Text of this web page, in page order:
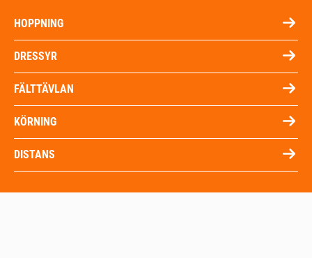
HOPPNING
DRESSYR
FÄLTTÄVLAN
KÖRNING
DISTANS